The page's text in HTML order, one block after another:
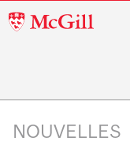
McGill
NOUVELLES